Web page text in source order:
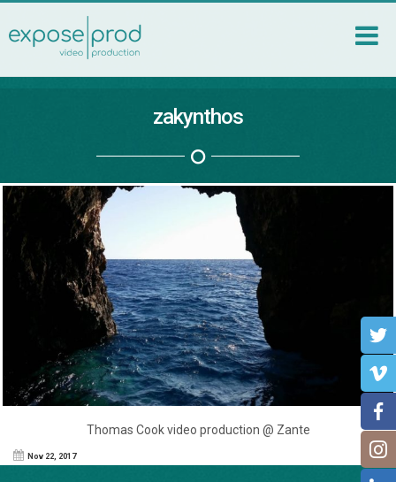
zakynthos
Thomas Cook video production @ Zante
Nov 22, 2017